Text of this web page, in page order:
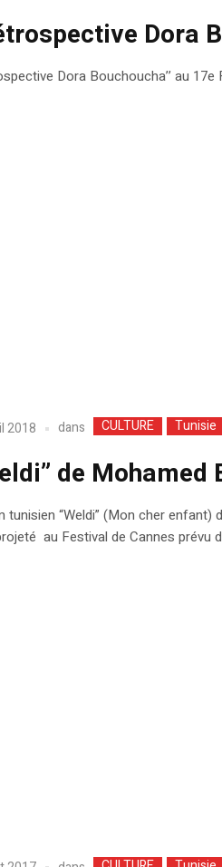
Dora
Dora Bouchoucha’’ au
2018 dans CULTURE Tunisie
de
tunisien “Weldi” (Mon cher
au Festival de Cannes prévu